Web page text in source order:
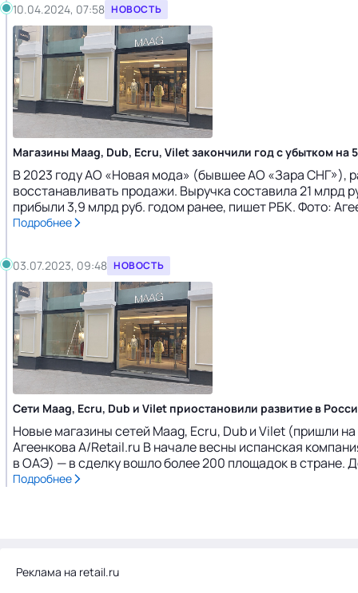
10.04.2024, 07:58 НОВОСТЬ
Магазины Maag, Dub, Ecru, Vilet закончили год с убытком на
В 2023 году АО «Новая мода» (бывшее АО «Зара СНГ»),
восстанавливать продажи. Выручка составила 21 млрд
прибыли 3,9 млрд руб. годом ранее, пишет РБК. Фото:
Подробнее
03.07.2023, 09:48 НОВОСТЬ
Сети Maag, Ecru, Dub и Vilet приостановили развитие в
Новые магазины сетей Maag, Ecru, Dub и Vilet (пришли
Агеенкова А/Retail.ru В начале весны испанская
в ОАЭ) — в сделку вошло более 200 площадок в стране.
Подробнее
Реклама на retail.ru